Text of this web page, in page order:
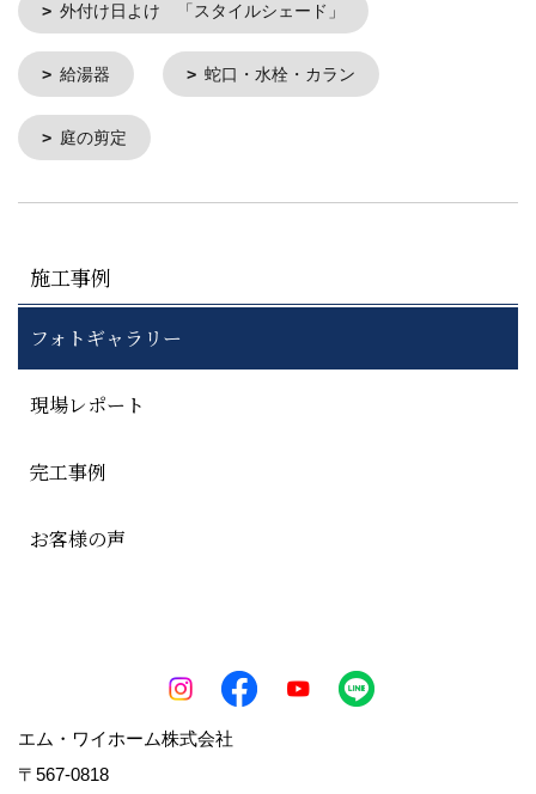
外付け日よけ 「スタイルシェード」
給湯器 蛇口・水栓・カラン
庭の剪定
施工事例
フォトギャラリー
現場レポート
完工事例
お客様の声
エム・ワイホーム株式会社
〒567-0818